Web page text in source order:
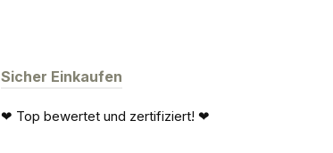
Sicher Einkaufen
❤ Top bewertet und zertifiziert! ❤